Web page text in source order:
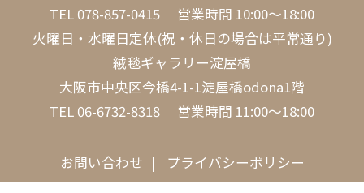
TEL 078-857-0415 営業時間 10:00～18:00
火曜日・水曜日定休(祝・休日の場合は平常通り)
絨毯ギャラリー淀屋橋
大阪市中央区今橋4-1-1淀屋橋odona1階
TEL 06-6732-8318 営業時間 11:00～18:00
お問い合わせ プライバシーポリシー